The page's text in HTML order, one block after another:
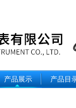
产品展示 产品目